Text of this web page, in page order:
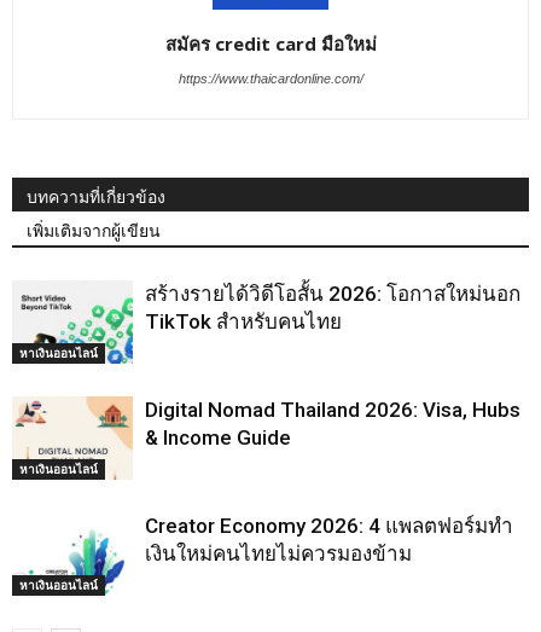
สมัคร credit card มือใหม่
https://www.thaicardonline.com/
บทความที่เกี่ยวข้อง
เพิ่มเติมจากผู้เขียน
หาเงินออนไลน์
สร้างรายได้วิดีโอสั้น 2026: โอกาสใหม่นอก
TikTok สำหรับคนไทย
หาเงินออนไลน์
Digital Nomad Thailand 2026: Visa, Hubs
& Income Guide
หาเงินออนไลน์
Creator Economy 2026: 4 แพลตฟอร์มทำ
เงินใหม่คนไทยไม่ควรมองข้าม